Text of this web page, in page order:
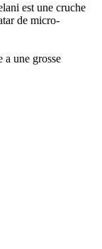
est une cruche
de micro-
a une grosse